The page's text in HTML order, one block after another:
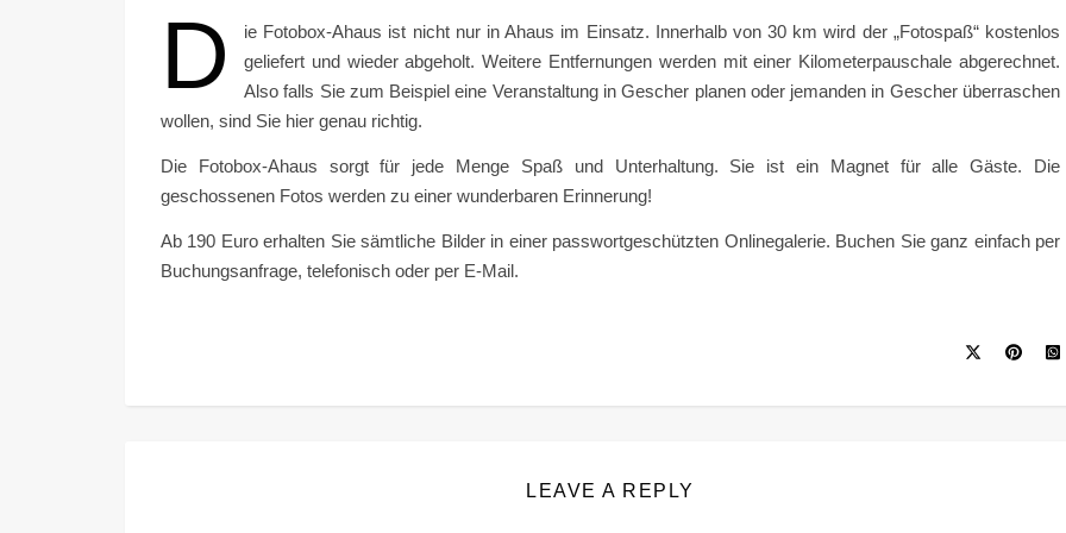
D
ie Fotobox-Ahaus ist nicht nur in Ahaus im Einsatz. Innerhalb von 30 km wird der „Fotospaß“ kostenlos
geliefert und wieder abgeholt. Weitere Entfernungen werden mit einer Kilometerpauschale abgerechnet.
Also falls Sie zum Beispiel eine Veranstaltung in Gescher planen oder jemanden in Gescher überraschen
wollen, sind Sie hier genau richtig.
Die Fotobox-Ahaus sorgt für jede Menge Spaß und Unterhaltung. Sie ist ein Magnet für alle Gäste. Die
geschossenen Fotos werden zu einer wunderbaren Erinnerung!
Ab 190 Euro erhalten Sie sämtliche Bilder in einer passwortgeschützten Onlinegalerie. Buchen Sie ganz einfach per
Buchungsanfrage, telefonisch oder per E-Mail.
LEAVE A REPLY